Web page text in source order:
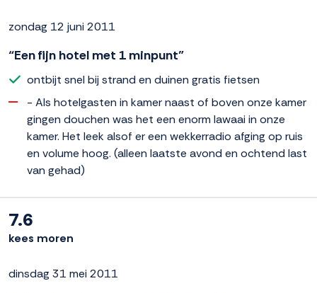
zondag 12 juni 2011
“Een fijn hotel met 1 minpunt”
ontbijt snel bij strand en duinen gratis fietsen
- Als hotelgasten in kamer naast of boven onze kamer
gingen douchen was het een enorm lawaai in onze
kamer. Het leek alsof er een wekkerradio afging op ruis
en volume hoog. (alleen laatste avond en ochtend last
van gehad)
7.6
kees moren
dinsdag 31 mei 2011